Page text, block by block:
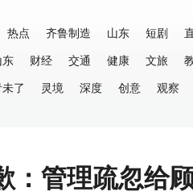
热点 齐鲁制造 山东 短剧
东 财经 交通 健康 文旅
了 灵境 深度 创意 观察
：管理疏忽给